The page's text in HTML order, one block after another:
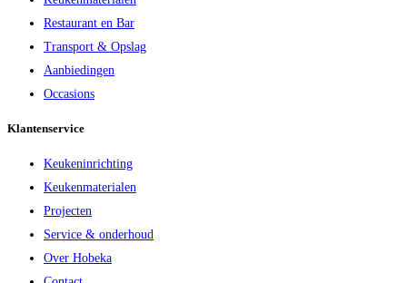
Restaurant en Bar
Transport & Opslag
Aanbiedingen
Occasions
Klantenservice
Keukeninrichting
Keukenmaterialen
Projecten
Service & onderhoud
Over Hobeka